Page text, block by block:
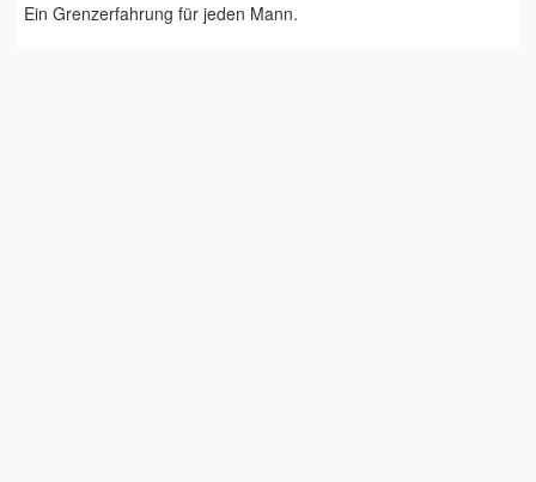
Ein Grenzerfahrung für jeden Mann.